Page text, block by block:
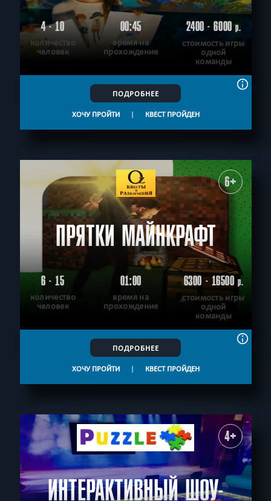
4 - 10
количество
человек
00:45
время на
прохождение
2400 - 6000р.
стоимость игры
одной
команды
ПОДРОБНЕЕ
ХОЧУ ПРОЙТИ | КВЕСТ ПРОЙДЕН
6+
ПРЯТКИ МАЙНКРАФТ
6 - 15
количество
человек
01:00
время на
прохождение
6300 - 16500р.
стоимость игры
одной
команды
ПОДРОБНЕЕ
ХОЧУ ПРОЙТИ | КВЕСТ ПРОЙДЕН
4+
ИНТЕРАКТИВНЫЙ ШОУ-